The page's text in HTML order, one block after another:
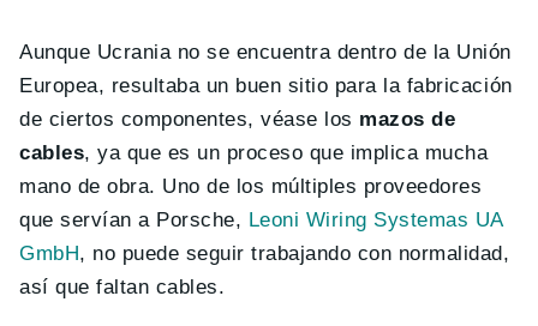
Aunque Ucrania no se encuentra dentro de la Unión
Europea, resultaba un buen sitio para la fabricación
de ciertos componentes, véase los mazos de
cables, ya que es un proceso que implica mucha
mano de obra. Uno de los múltiples proveedores
que servían a Porsche, Leoni Wiring Systemas UA
GmbH, no puede seguir trabajando con normalidad,
así que faltan cables.